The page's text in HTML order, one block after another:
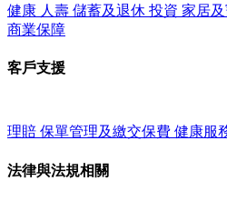
健康 人壽 儲蓄及退休 投資 家居
商業保障
客戶支援
理賠 保單管理及繳交保費 健康服
法律與法規相關